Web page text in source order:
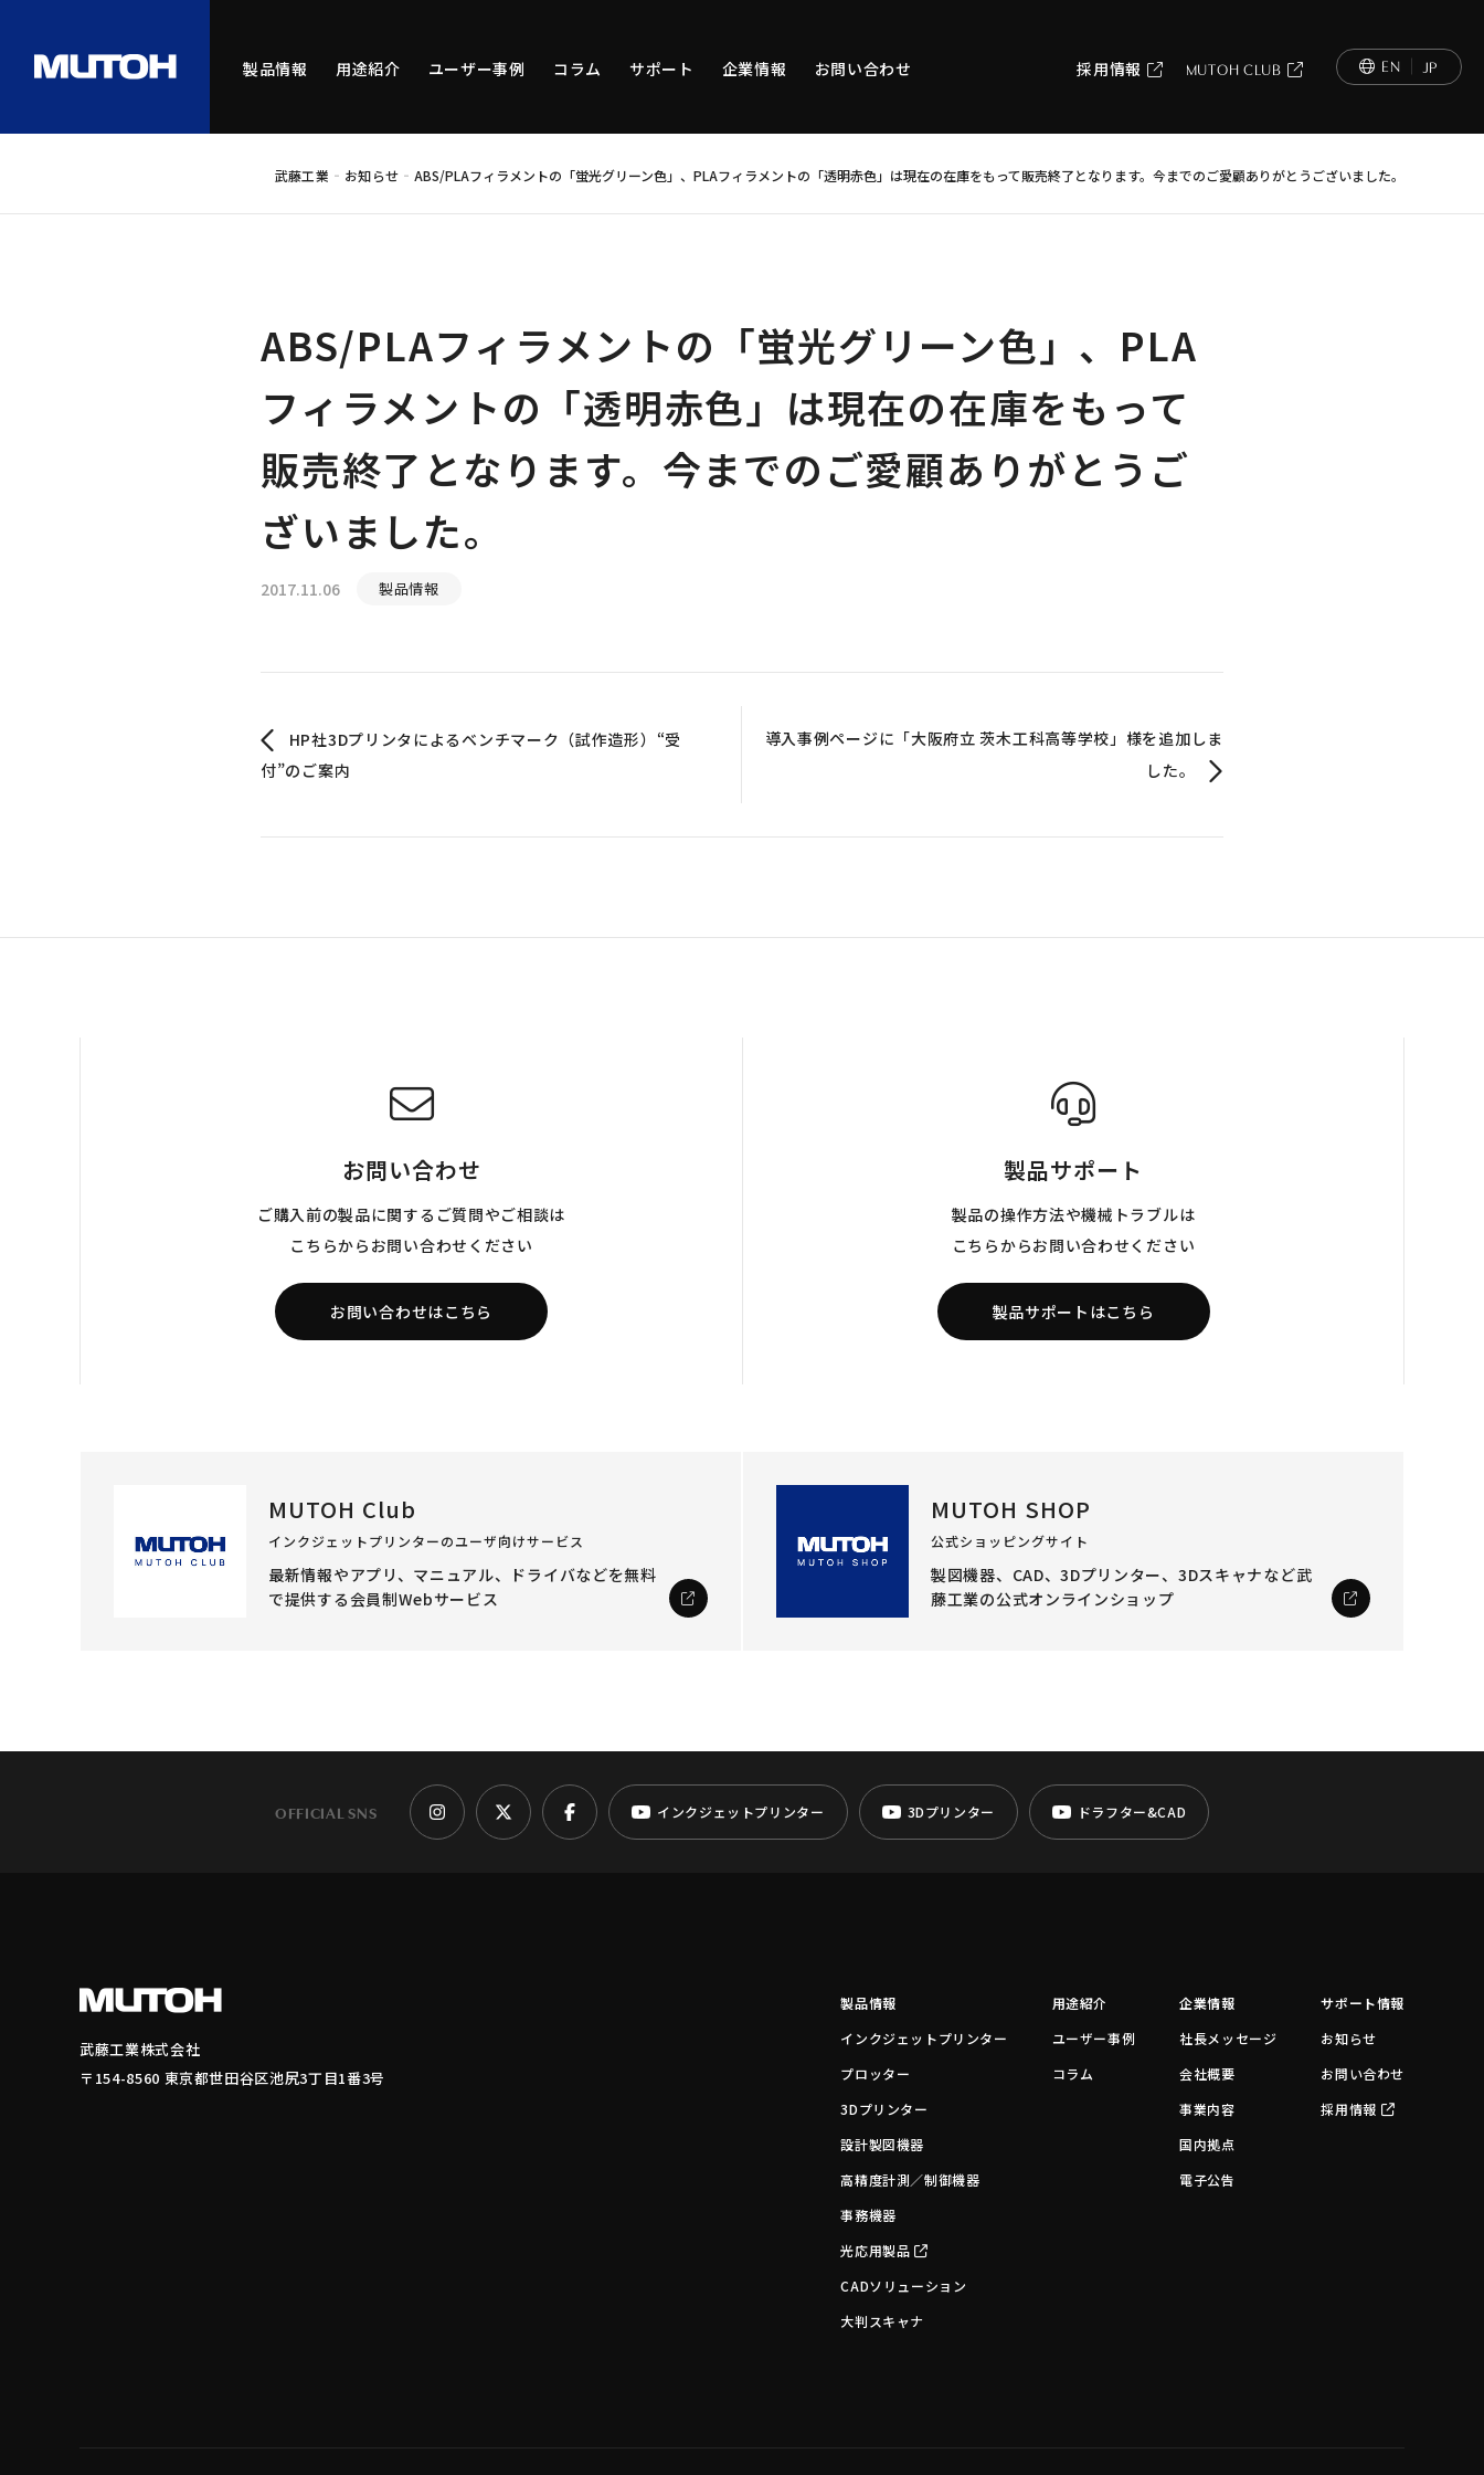
製品情報 用途紹介 ユーザー事例 コラム サポート 企業情報 お問い合わせ 採用情報 MUTOH CLUB EN JP
武藤工業 - お知らせ - ABS/PLAフィラメントの「蛍光グリーン色」、PLAフィラメントの「透明赤色」は現在の在庫をもって販売終了となります。今までのご愛顧ありがとうございました。
ABS/PLAフィラメントの「蛍光グリーン色」、PLA
フィラメントの「透明赤色」は現在の在庫をもって
販売終了となります。今までのご愛顧ありがとうご
ざいました。
2017.11.06 製品情報
HP社3Dプリンタによるベンチマーク（試作造形）“受
付”のご案内
導入事例ページに「大阪府立 茨木工科高等学校」様を追加しま
した。
お問い合わせ
ご購入前の製品に関するご質問やご相談は
こちらからお問い合わせください
お問い合わせはこちら
製品サポート
製品の操作方法や機械トラブルは
こちらからお問い合わせください
製品サポートはこちら
MUTOH Club
インクジェットプリンターのユーザ向けサービス
最新情報やアプリ、マニュアル、ドライバなどを無料
で提供する会員制Webサービス
MUTOH SHOP
公式ショッピングサイト
製図機器、CAD、3Dプリンター、3Dスキャナなど武
藤工業の公式オンラインショップ
OFFICIAL SNS インクジェットプリンター 3Dプリンター ドラフター&CAD
武藤工業株式会社
〒154-8560 東京都世田谷区池尻3丁目1番3号
製品情報
インクジェットプリンター
プロッター
3Dプリンター
設計製図機器
高精度計測／制御機器
事務機器
光応用製品
CADソリューション
大判スキャナ
用途紹介
ユーザー事例
コラム
企業情報
社長メッセージ
会社概要
事業内容
国内拠点
電子公告
サポート情報
お知らせ
お問い合わせ
採用情報